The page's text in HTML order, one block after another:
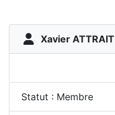
Xavier ATTRAIT
Statut : Membre